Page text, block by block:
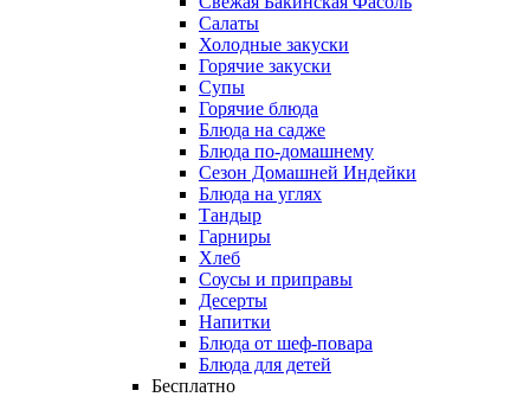
Салаты
Холодные закуски
Горячие закуски
Супы
Горячие блюда
Блюда на садже
Блюда по-домашнему
Сезон Домашней Индейки
Блюда на углях
Тандыр
Гарниры
Хлеб
Соусы и приправы
Десерты
Напитки
Блюда от шеф-повара
Блюда для детей
Бесплатно